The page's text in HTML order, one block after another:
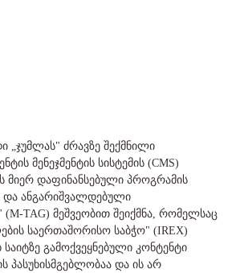
„ჯუმლას" ძრავზე შექმნილი
მენეჯმენტის სისტემის (CMS)
მიერ დაფინანსებული პროგრამის
და ანგარიშვალდებული
TAG) მეშვეობით შეიქმნა, რომელსაც
საერთაშორისო საბჭო" (IREX)
გამოქვეყნებული კონტენტი
პასუხისმგებლობაა და ის არ